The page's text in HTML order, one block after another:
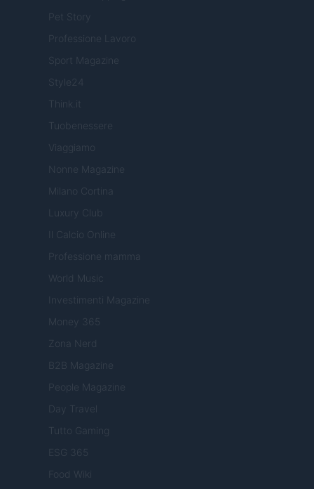
Pet Story
Professione Lavoro
Sport Magazine
Style24
Think.it
Tuobenessere
Viaggiamo
Nonne Magazine
Milano Cortina
Luxury Club
Il Calcio Online
Professione mamma
World Music
Investimenti Magazine
Money 365
Zona Nerd
B2B Magazine
People Magazine
Day Travel
Tutto Gaming
ESG 365
Food Wiki